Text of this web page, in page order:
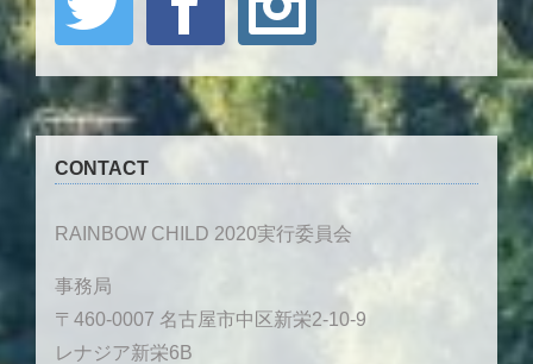
CONTACT
RAINBOW CHILD 2020実行委員会
事務局
〒460-0007 名古屋市中区新栄2-10-9
レナジア新栄6B